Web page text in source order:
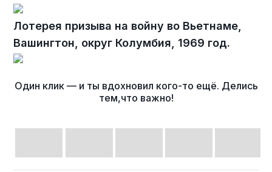
Лотерея призыва на войну во Вьетнаме,
Вашингтон, округ Колумбия, 1969 год.